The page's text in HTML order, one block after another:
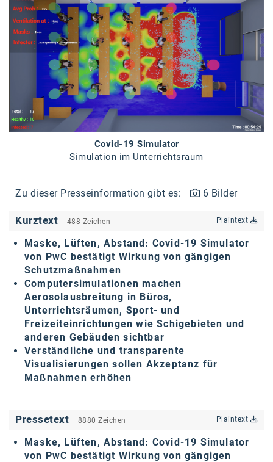
BRP-Rotax
Bundesdenkmalamt
Calle Libre
DDB Wien
Enkeltaugliches Österreich
Gillette Venus
Interzero
karriere.at
Ketchum GmbH
Kinderwunschzentrum
Kostenwahrheit
Kyndryl
Mastercard
NEOH
Covid-19 Simulator
Simulation im Unterrichtsraum
Zu dieser Presseinformation gibt es: 6 Bilder
Kurztext 488 Zeichen Plaintext
Maske, Lüften, Abstand: Covid-19 Simulator
von PwC bestätigt Wirkung von gängigen
Schutzmaßnahmen
Computersimulationen machen
Aerosolausbreitung in Büros,
Unterrichtsräumen, Sport- und
Freizeiteinrichtungen wie Schigebieten und
anderen Gebäuden sichtbar
Verständliche und transparente
Visualisierungen sollen Akzeptanz für
Maßnahmen erhöhen
Pressetext 8880 Zeichen Plaintext
Maske, Lüften, Abstand: Covid-19 Simulator
von PwC bestätigt Wirkung von gängigen